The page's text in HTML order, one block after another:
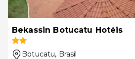
Bekassin Botucatu Hotéis
Botucatu, Brasil